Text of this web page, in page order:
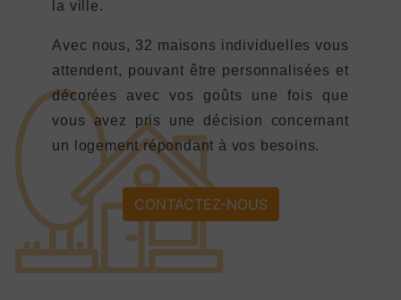
la ville.
Avec nous, 32 maisons individuelles vous
attendent, pouvant être personnalisées et
décorées avec vos goûts une fois que
vous avez pris une décision concernant
un logement répondant à vos besoins.
CONTACTEZ-NOUS